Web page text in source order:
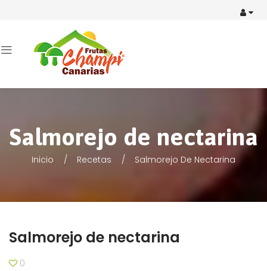
Salmorejo de nectarina
Inicio Recetas Salmorejo De Nectarina
Salmorejo de nectarina
0